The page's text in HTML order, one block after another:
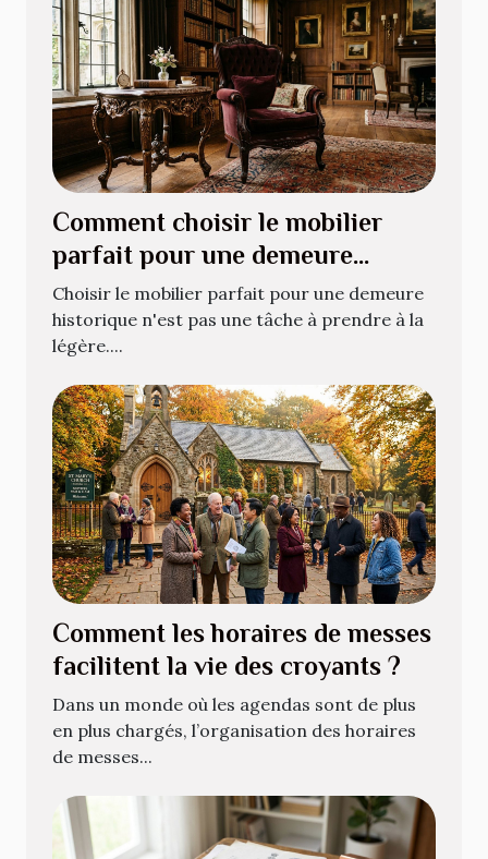
Comment choisir le mobilier
parfait pour une demeure
historique ?
Choisir le mobilier parfait pour une demeure
historique n'est pas une tâche à prendre à la
légère....
Comment les horaires de messes
facilitent la vie des croyants ?
Dans un monde où les agendas sont de plus
en plus chargés, l’organisation des horaires
de messes...